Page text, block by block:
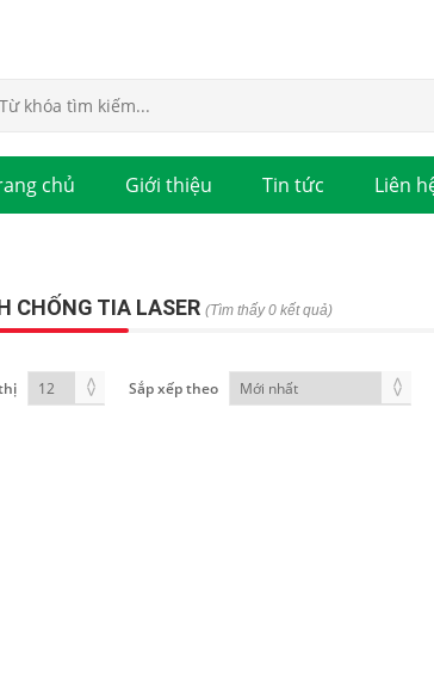
chủ Giới thiệu Tin tức Liên
CHỐNG TIA LASER (Tìm thấy 0 kết quả)
Sắp xếp theo